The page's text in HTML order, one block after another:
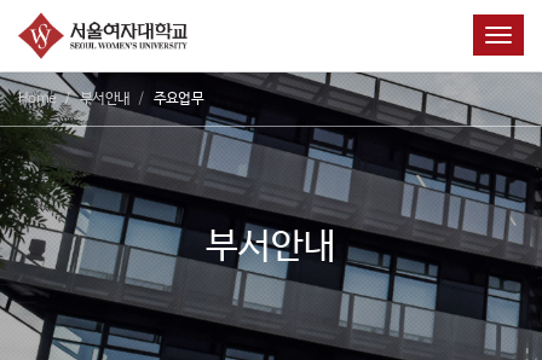
Home 부서안내 주요업무
부서안내